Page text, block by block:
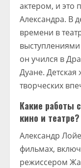
актером, и это
Александра. В
времени в
он учился в
Дуане.
творческих
Какие работы
кино и театре?
Александр
фильмах,
режиссером